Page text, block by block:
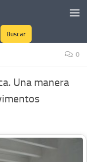
Buscar
0
Una manera